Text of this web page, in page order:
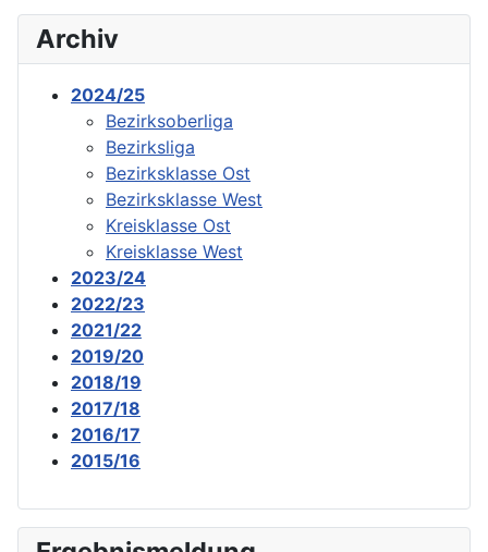
Archiv
2024/25
Bezirksoberliga
Bezirksliga
Bezirksklasse Ost
Bezirksklasse West
Kreisklasse Ost
Kreisklasse West
2023/24
2022/23
2021/22
2019/20
2018/19
2017/18
2016/17
2015/16